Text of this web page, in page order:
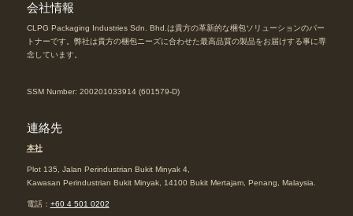
会社情報
CLPG Packaging Industries Sdn. Bhd.は貴方の革新的な梱包ソリューションのパー
トナーです。弊社は貴方の梱包ニーズに合わせた最高品質の製品をお届けする事に専
念しています。
SSM Number: 200201033914 (601579-D)
連絡先
本社
Plot 135, Jalan Perindustrian Bukit Minyak 4,
Kawasan Perindustrian Bukit Minyak, 14100 Bukit Mertajam, Penang, Malaysia.
電話： +60 4 501 0202